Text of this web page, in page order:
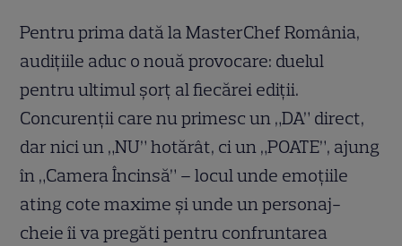
Pentru prima dată la MasterChef România,
audițiile aduc o nouă provocare: duelul
pentru ultimul șorț al fiecărei ediții.
Concurenții care nu primesc un „DA” direct,
dar nici un „NU” hotărât, ci un „POATE”, ajung
în „Camera Încinsă” – locul unde emoțiile
ating cote maxime și unde un personaj-
cheie îi va pregăti pentru confruntarea